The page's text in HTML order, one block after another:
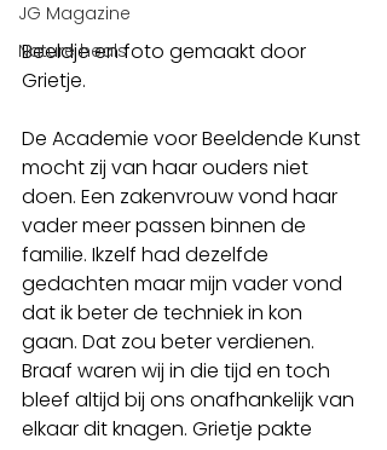
JG Magazine
Nature heals
Beeldje en foto gemaakt door
Grietje.
De Academie voor Beeldende Kunst
mocht zij van haar ouders niet
doen. Een zakenvrouw vond haar
vader meer passen binnen de
familie. Ikzelf had dezelfde
gedachten maar mijn vader vond
dat ik beter de techniek in kon
gaan. Dat zou beter verdienen.
Braaf waren wij in die tijd en toch
bleef altijd bij ons onafhankelijk van
elkaar dit knagen. Grietje pakte